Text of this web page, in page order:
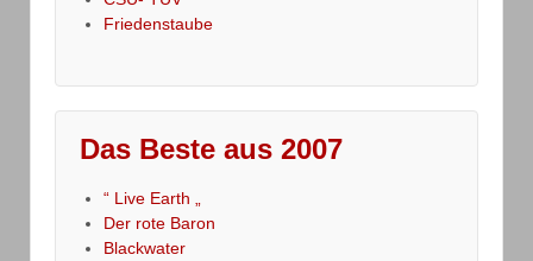
Friedenstaube
Das Beste aus 2007
“ Live Earth „
Der rote Baron
Blackwater